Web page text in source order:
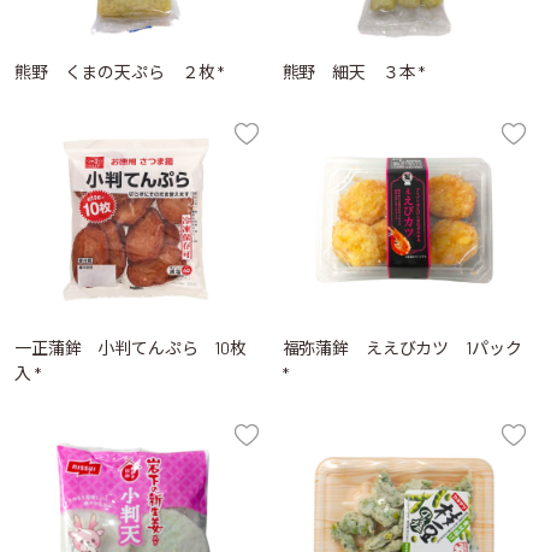
熊野 くまの天ぷら ２枚 * 熊野 細天 ３本 *
一正蒲鉾 小判てんぷら 10枚
入 *
福弥蒲鉾 ええびカツ 1パック
*